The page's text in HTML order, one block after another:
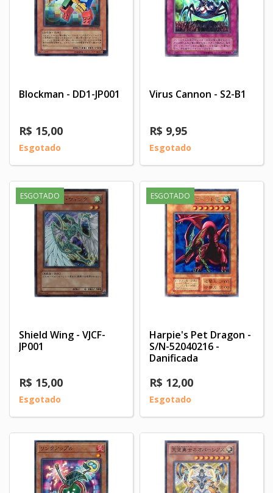
Blockman - DD1-JP001
R$ 15,00
Esgotado
Virus Cannon - S2-B1
R$ 9,95
Esgotado
ESGOTADO
Shield Wing - VJCF-
JP001
R$ 15,00
Esgotado
ESGOTADO
Harpie's Pet Dragon -
S/N-52040216 -
Danificada
R$ 12,00
Esgotado